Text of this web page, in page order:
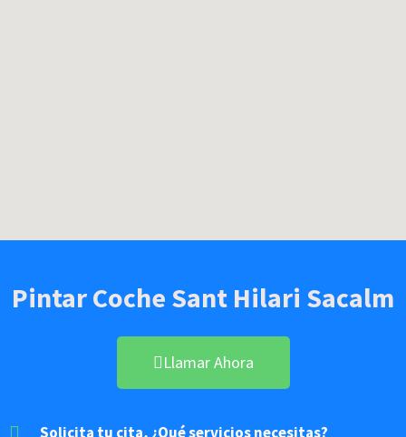
Pintar Coche Sant Hilari Sacalm
Llamar Ahora
Solicita tu cita, ¿Qué servicios necesitas?